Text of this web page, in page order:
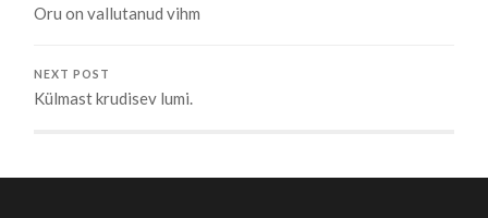
Oru on vallutanud vihm
NEXT POST
Külmast krudisev lumi.